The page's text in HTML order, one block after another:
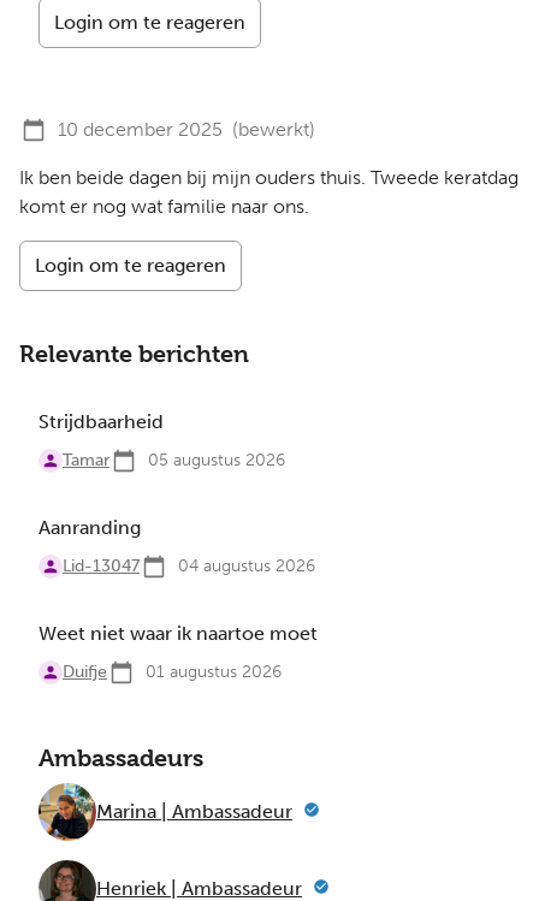
Login om te reageren
10 december 2025 (bewerkt)
Ik ben beide dagen bij mijn ouders thuis. Tweede keratdag
komt er nog wat familie naar ons.
Login om te reageren
Relevante berichten
Strijdbaarheid
Tamar 05 augustus 2026
Aanranding
Lid-13047 04 augustus 2026
Weet niet waar ik naartoe moet
Duifje 01 augustus 2026
Ambassadeurs
Marina | Ambassadeur
Henriek | Ambassadeur